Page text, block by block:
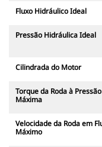
Fluxo Hidráulico Ideal
Pressão Hidráulica Ideal
Cilindrada do Motor
Torque da Roda à Pressão
Máxima
Velocidade da Roda em
Máximo